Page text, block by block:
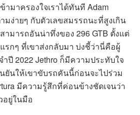
ามาครองใจเราได้ทันที Adam
มง่ายๆ กับตัวเลขสมรรถนะที่สูงเกิน
ามารถอันน่าทึ่งของ 296 GTB ตั้งแต่
รกๆ ที่เขาส่งกลับมา บ่งชี้ว่านี่คือผู้
ำปี 2022 Jethro ก็มีความประทับใจ
ยันให้เขาขับรถคันนี้ก่อนจะไปร่วม
มีความรู้สึกที่ค่อนข้างชัดเจนว่า
อยู่ในมือ